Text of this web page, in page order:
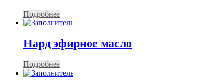
Подробнее
Нард эфирное масло
Подробнее